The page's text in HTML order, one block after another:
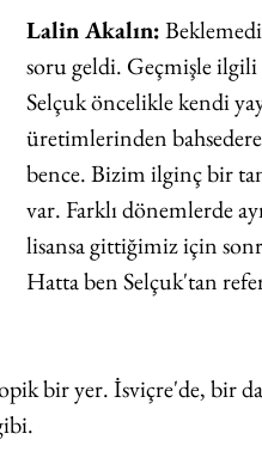
Lalin Akalın:
soru geldi. Geçmişle
Selçuk öncelikle kendi
üretimlerinden
bence. Bizim ilginç bir
var. Farklı dönemlerde
lisansa gittiğimiz için
Hatta ben Selçuk'tan
bir yer. İsviçre'de, bir